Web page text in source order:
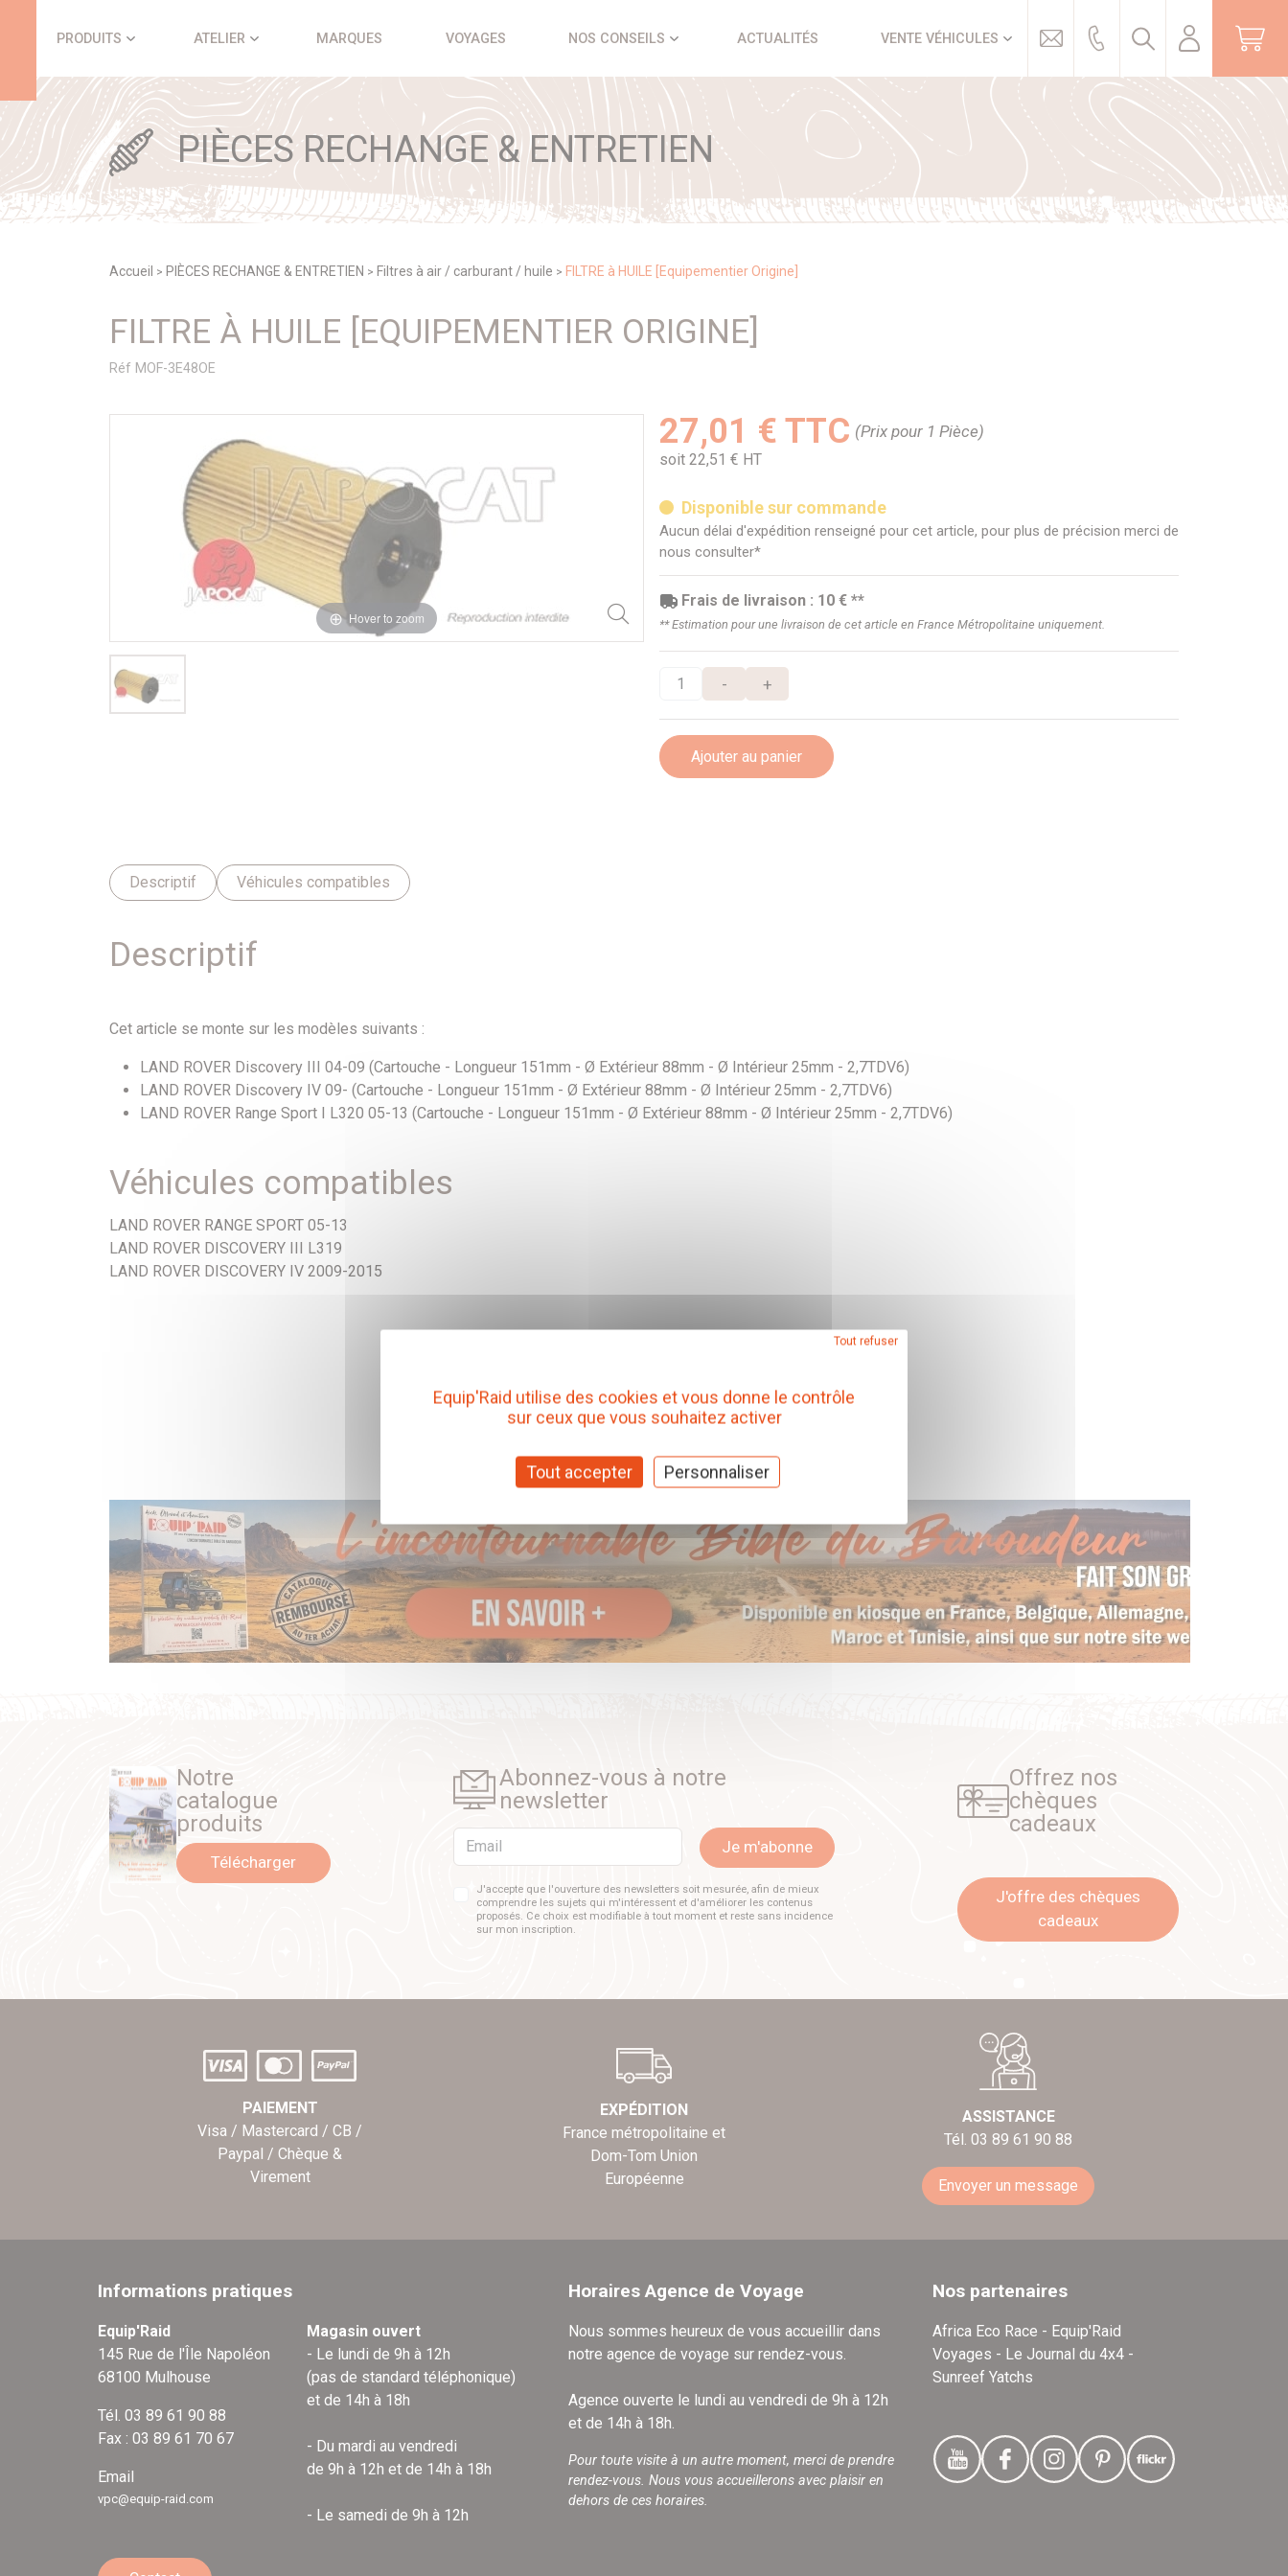
PRODUITS ATELIER MARQUES VOYAGES NOS CONSEILS ACTUALITÉS VENTE VÉHICULES
PIÈCES RECHANGE & ENTRETIEN
Accueil > PIÈCES RECHANGE & ENTRETIEN > Filtres à air / carburant / huile > FILTRE à HUILE [Equipementier Origine]
FILTRE À HUILE [EQUIPEMENTIER ORIGINE]
Réf MOF-3E48OE
Hover to zoom
27,01 € TTC (Prix pour 1 Pièce)
soit 22,51 € HT
Disponible sur commande
Aucun délai d'expédition renseigné pour cet article, pour plus de précision merci de
nous consulter*
Frais de livraison : 10 € **
** Estimation pour une livraison de cet article en France Métropolitaine uniquement.
- +
Ajouter au panier
Descriptif Véhicules compatibles
Descriptif
Cet article se monte sur les modèles suivants :
LAND ROVER Discovery III 04-09 (Cartouche - Longueur 151mm - Ø Extérieur 88mm - Ø Intérieur 25mm - 2,7TDV6)
LAND ROVER Discovery IV 09- (Cartouche - Longueur 151mm - Ø Extérieur 88mm - Ø Intérieur 25mm - 2,7TDV6)
LAND ROVER Range Sport I L320 05-13 (Cartouche - Longueur 151mm - Ø Extérieur 88mm - Ø Intérieur 25mm - 2,7TDV6)
Véhicules compatibles
LAND ROVER RANGE SPORT 05-13
LAND ROVER DISCOVERY III L319
LAND ROVER DISCOVERY IV 2009-2015
Notre
catalogue
produits
Télécharger
Abonnez-vous à notre
newsletter
Email Je m'abonne
J'accepte que l'ouverture des newsletters soit mesurée, afin de mieux
comprendre les sujets qui m'intéressent et d'améliorer les contenus
proposés. Ce choix est modifiable à tout moment et reste sans incidence
sur mon inscription.
Offrez nos
chèques
cadeaux
J'offre des chèques
cadeaux
PAIEMENT
Visa / Mastercard / CB /
Paypal / Chèque &
Virement
EXPÉDITION
France métropolitaine et
Dom-Tom Union
Européenne
ASSISTANCE
Tél. 03 89 61 90 88
Envoyer un message
Informations pratiques
Equip'Raid
145 Rue de l'Île Napoléon
68100 Mulhouse
Tél. 03 89 61 90 88
Fax : 03 89 61 70 67
Email
vpc@equip-raid.com
Magasin ouvert
- Le lundi de 9h à 12h
(pas de standard téléphonique)
et de 14h à 18h
- Du mardi au vendredi
de 9h à 12h et de 14h à 18h
- Le samedi de 9h à 12h
Horaires Agence de Voyage
Nous sommes heureux de vous accueillir dans
notre agence de voyage sur rendez-vous.
Agence ouverte le lundi au vendredi de 9h à 12h
et de 14h à 18h.
Pour toute visite à un autre moment, merci de prendre
rendez-vous. Nous vous accueillerons avec plaisir en
dehors de ces horaires.
Nos partenaires
Africa Eco Race - Equip'Raid
Voyages - Le Journal du 4x4 -
Sunreef Yatchs
Equip'Raid utilise des cookies et vous donne le contrôle
sur ceux que vous souhaitez activer
Tout accepter
Tout refuser
Personnaliser